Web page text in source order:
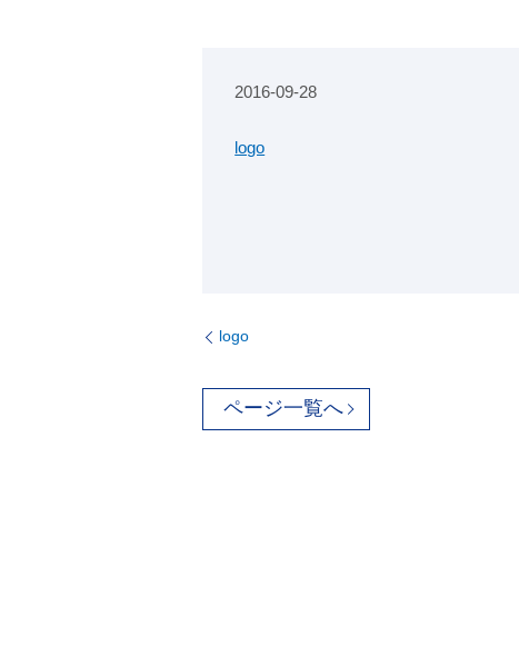
2016-09-28
logo
logo
ページ一覧へ